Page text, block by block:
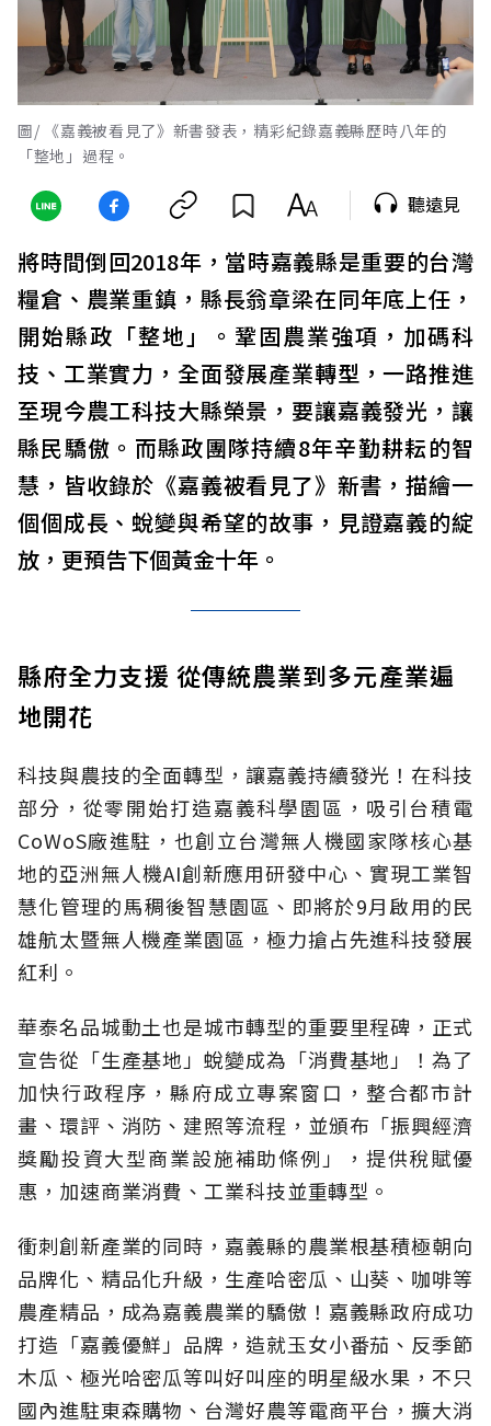
圖/ 《嘉義被看見了》新書發表，精彩紀錄嘉義縣歷時八年的
「整地」過程。
聽遠見
將時間倒回2018年，當時嘉義縣是重要的台灣
糧倉、農業重鎮，縣長翁章梁在同年底上任，
開始縣政「整地」。鞏固農業強項，加碼科
技、工業實力，全面發展產業轉型，一路推進
至現今農工科技大縣榮景，要讓嘉義發光，讓
縣民驕傲。而縣政團隊持續8年辛勤耕耘的智
慧，皆收錄於《嘉義被看見了》新書，描繪一
個個成長、蛻變與希望的故事，見證嘉義的綻
放，更預告下個黃金十年。
縣府全力支援 從傳統農業到多元產業遍
地開花
科技與農技的全面轉型，讓嘉義持續發光！在科技
部分，從零開始打造嘉義科學園區，吸引台積電
CoWoS廠進駐，也創立台灣無人機國家隊核心基
地的亞洲無人機AI創新應用研發中心、實現工業智
慧化管理的馬稠後智慧園區、即將於9月啟用的民
雄航太暨無人機產業園區，極力搶占先進科技發展
紅利。
華泰名品城動土也是城市轉型的重要里程碑，正式
宣告從「生產基地」蛻變成為「消費基地」！為了
加快行政程序，縣府成立專案窗口，整合都市計
畫、環評、消防、建照等流程，並頒布「振興經濟
獎勵投資大型商業設施補助條例」，提供稅賦優
惠，加速商業消費、工業科技並重轉型。
衝刺創新產業的同時，嘉義縣的農業根基積極朝向
品牌化、精品化升級，生產哈密瓜、山葵、咖啡等
農產精品，成為嘉義農業的驕傲！嘉義縣政府成功
打造「嘉義優鮮」品牌，造就玉女小番茄、反季節
木瓜、極光哈密瓜等叫好叫座的明星級水果，不只
國內進駐東森購物、台灣好農等電商平台，擴大消